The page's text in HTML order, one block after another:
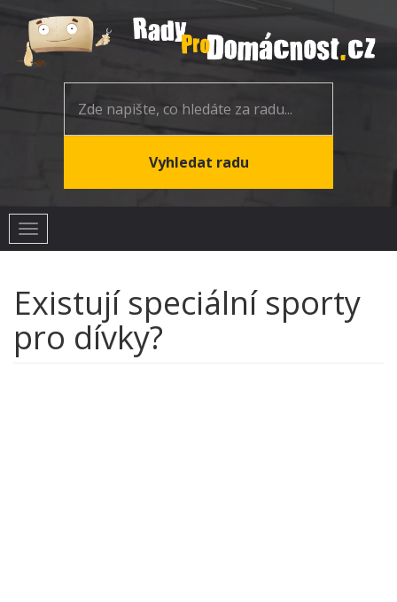
Toggle
navigation
Existují speciální sporty
pro dívky?